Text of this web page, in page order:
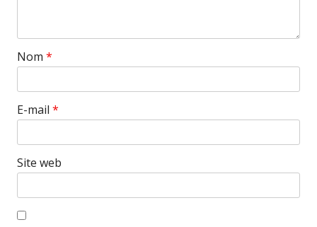
Nom *
E-mail *
Site web